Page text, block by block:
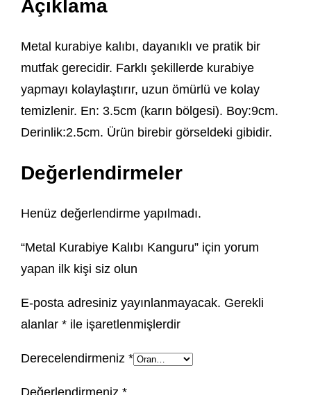
Açıklama
Metal kurabiye kalıbı, dayanıklı ve pratik bir
mutfak gerecidir. Farklı şekillerde kurabiye
yapmayı kolaylaştırır, uzun ömürlü ve kolay
temizlenir. En: 3.5cm (karın bölgesi). Boy:9cm.
Derinlik:2.5cm. Ürün birebir görseldeki gibidir.
Değerlendirmeler
Henüz değerlendirme yapılmadı.
“Metal Kurabiye Kalıbı Kanguru” için yorum
yapan ilk kişi siz olun
E-posta adresiniz yayınlanmayacak. Gerekli
alanlar* ile işaretlenmişlerdir
Derecelendirmeniz*